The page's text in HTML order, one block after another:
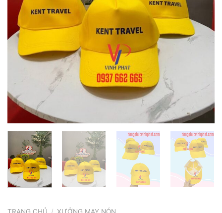
TRANG CHỦ / XƯỞNG MAY NÓN